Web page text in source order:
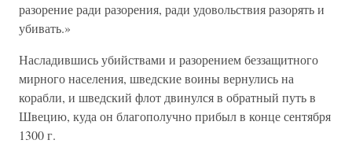
разорение ради разорения, ради удовольствия разорять и
убивать.»
Насладившись убийствами и разорением беззащитного
мирного населения, шведские воины вернулись на
корабли, и шведский флот двинулся в обратный путь в
Швецию, куда он благополучно прибыл в конце сентября
1300 г.